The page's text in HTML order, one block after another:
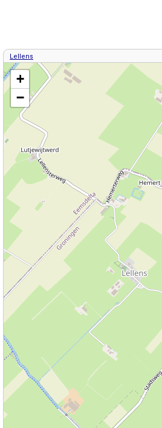
Lellens
Kaart / Plattegrond Lellens centrum
+
−